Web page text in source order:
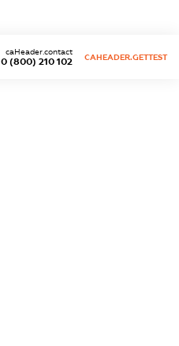
0 (800) 210 102
caHeader.contact
CAHEADER.GETTEST